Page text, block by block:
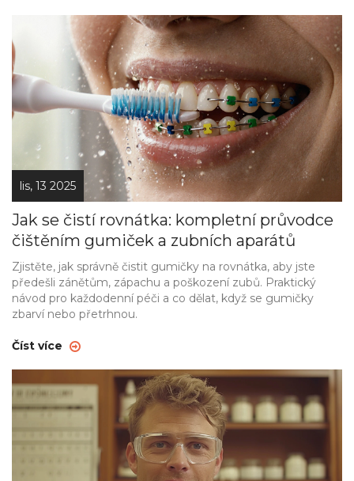
lis, 13 2025
Jak se čistí rovnátka: kompletní průvodce
čištěním gumiček a zubních aparátů
Zjistěte, jak správně čistit gumičky na rovnátka, aby jste
předešli zánětům, zápachu a poškození zubů. Praktický
návod pro každodenní péči a co dělat, když se gumičky
zbarví nebo přetrhnou.
Číst více